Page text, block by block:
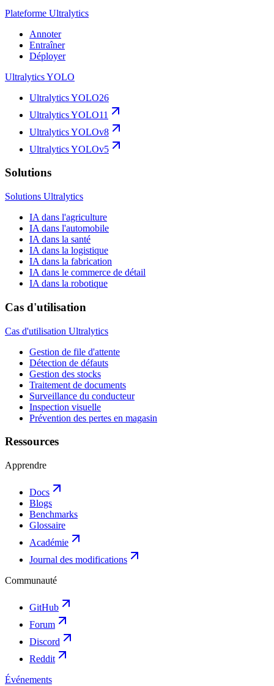
Plateforme Ultralytics
Annoter
Entraîner
Déployer
Ultralytics YOLO
Ultralytics YOLO26
Ultralytics YOLO11
Ultralytics YOLOv8
Ultralytics YOLOv5
Solutions
Solutions Ultralytics
IA dans l'agriculture
IA dans l'automobile
IA dans la santé
IA dans la logistique
IA dans la fabrication
IA dans le commerce de détail
IA dans la robotique
Cas d'utilisation
Cas d'utilisation Ultralytics
Gestion de file d'attente
Détection de défauts
Gestion des stocks
Traitement de documents
Surveillance du conducteur
Inspection visuelle
Prévention des pertes en magasin
Ressources
Apprendre
Docs
Blogs
Benchmarks
Glossaire
Académie
Journal des modifications
Communauté
GitHub
Forum
Discord
Reddit
Événements